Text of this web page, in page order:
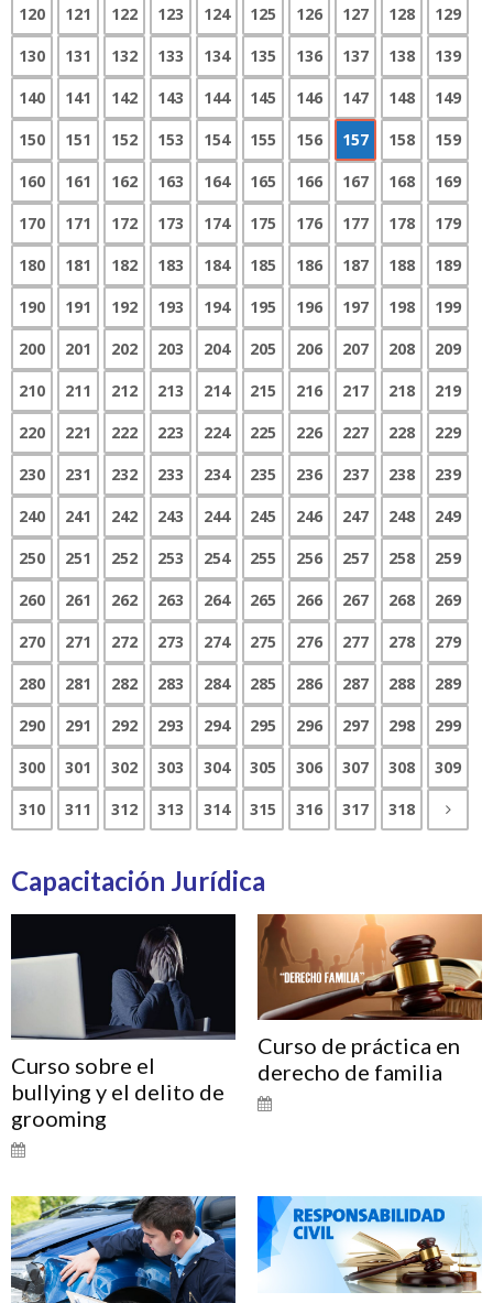
120 121 122 123 124 125 126 127 128
129
130
131 132 133 134 135 136 137 138
139
140
141 142 143 144 145 146 147 148
149
150
151 152 153 154 155 156 157 158
159
160
161 162 163 164 165 166 167 168
169
170
171 172 173 174 175 176 177 178
179
180
181 182 183 184 185 186 187 188
189
190
191 192 193 194 195 196 197 198
199
200
201 202 203 204 205 206 207 208
209
210
211 212 213 214 215 216 217 218
219
220
221 222 223 224 225 226 227 228
229
230
231 232 233 234 235 236 237 238
239
240
241 242 243 244 245 246 247 248
249
250
251 252 253 254 255 256 257 258
259
260
261 262 263 264 265 266 267 268
269
270
271 272 273 274 275 276 277 278
279
280
281 282 283 284 285 286 287 288
289
290
291 292 293 294 295 296 297 298
299
300
301 302 303 304 305 306 307 308
309
310
311 312 313 314 315 316 317 318
Capacitación Jurídica
Curso sobre el
bullying y el delito de
grooming
Curso de práctica en
derecho de familia